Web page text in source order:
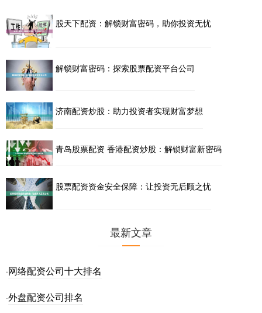
股天下配资：解锁财富密码，助你投资无忧
解锁财富密码：探索股票配资平台公司
济南配资炒股：助力投资者实现财富梦想
青岛股票配资 香港配资炒股：解锁财富新密码
股票配资资金安全保障：让投资无后顾之忧
最新文章
·网络配资公司十大排名
·外盘配资公司排名